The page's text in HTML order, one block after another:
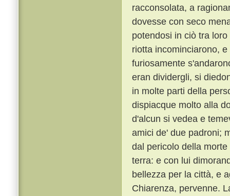
racconsolata, a
dovesse con seco
potendosi in ciò tra
riotta incominciarono,
furiosamente
eran dividergli, si
in molte parti della
dispiacque molto alla
d'alcun si vedea e
amici de' due padroni;
dal pericolo della
terra: e con lui
bellezza per la città, e
Chiarenza, pervenne.